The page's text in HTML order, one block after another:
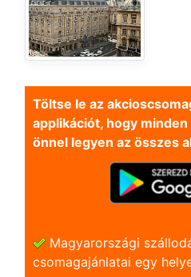
Töltse le az
applikációt, hogy
önnel legyen az összes
Magyarországi
csomagajánlatai egy